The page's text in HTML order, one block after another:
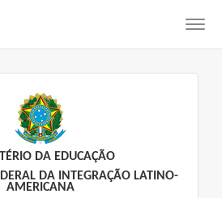
DA EDUCAÇÃO
DA INTEGRAÇÃO LATINO-
AMERICANA